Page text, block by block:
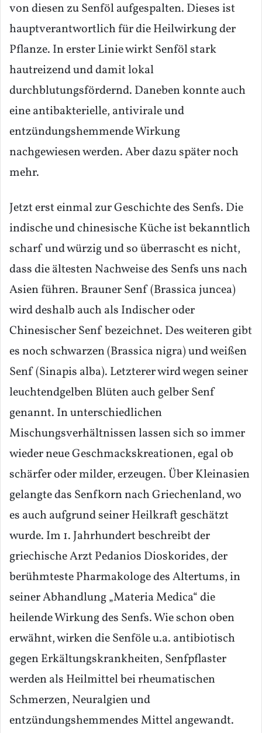
von diesen zu Senföl aufgespalten. Dieses ist
hauptverantwortlich für die Heilwirkung der
Pflanze. In erster Linie wirkt Senföl stark
hautreizend und damit lokal
durchblutungsfördernd. Daneben konnte auch
eine antibakterielle, antivirale und
entzündungshemmende Wirkung
nachgewiesen werden. Aber dazu später noch
mehr.
Jetzt erst einmal zur Geschichte des Senfs. Die
indische und chinesische Küche ist bekanntlich
scharf und würzig und so überrascht es nicht,
dass die ältesten Nachweise des Senfs uns nach
Asien führen. Brauner Senf (Brassica juncea)
wird deshalb auch als Indischer oder
Chinesischer Senf bezeichnet. Des weiteren gibt
es noch schwarzen (Brassica nigra) und weißen
Senf (Sinapis alba). Letzterer wird wegen seiner
leuchtendgelben Blüten auch gelber Senf
genannt. In unterschiedlichen
Mischungsverhältnissen lassen sich so immer
wieder neue Geschmackskreationen, egal ob
schärfer oder milder, erzeugen. Über Kleinasien
gelangte das Senfkorn nach Griechenland, wo
es auch aufgrund seiner Heilkraft geschätzt
wurde. Im 1. Jahrhundert beschreibt der
griechische Arzt Pedanios Dioskorides, der
berühmteste Pharmakologe des Altertums, in
seiner Abhandlung „Materia Medica“ die
heilende Wirkung des Senfs. Wie schon oben
erwähnt, wirken die Senföle u.a. antibiotisch
gegen Erkältungskrankheiten, Senfpflaster
werden als Heilmittel bei rheumatischen
Schmerzen, Neuralgien und
entzündungshemmendes Mittel angewandt.